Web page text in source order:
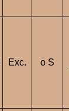
Exc. o S